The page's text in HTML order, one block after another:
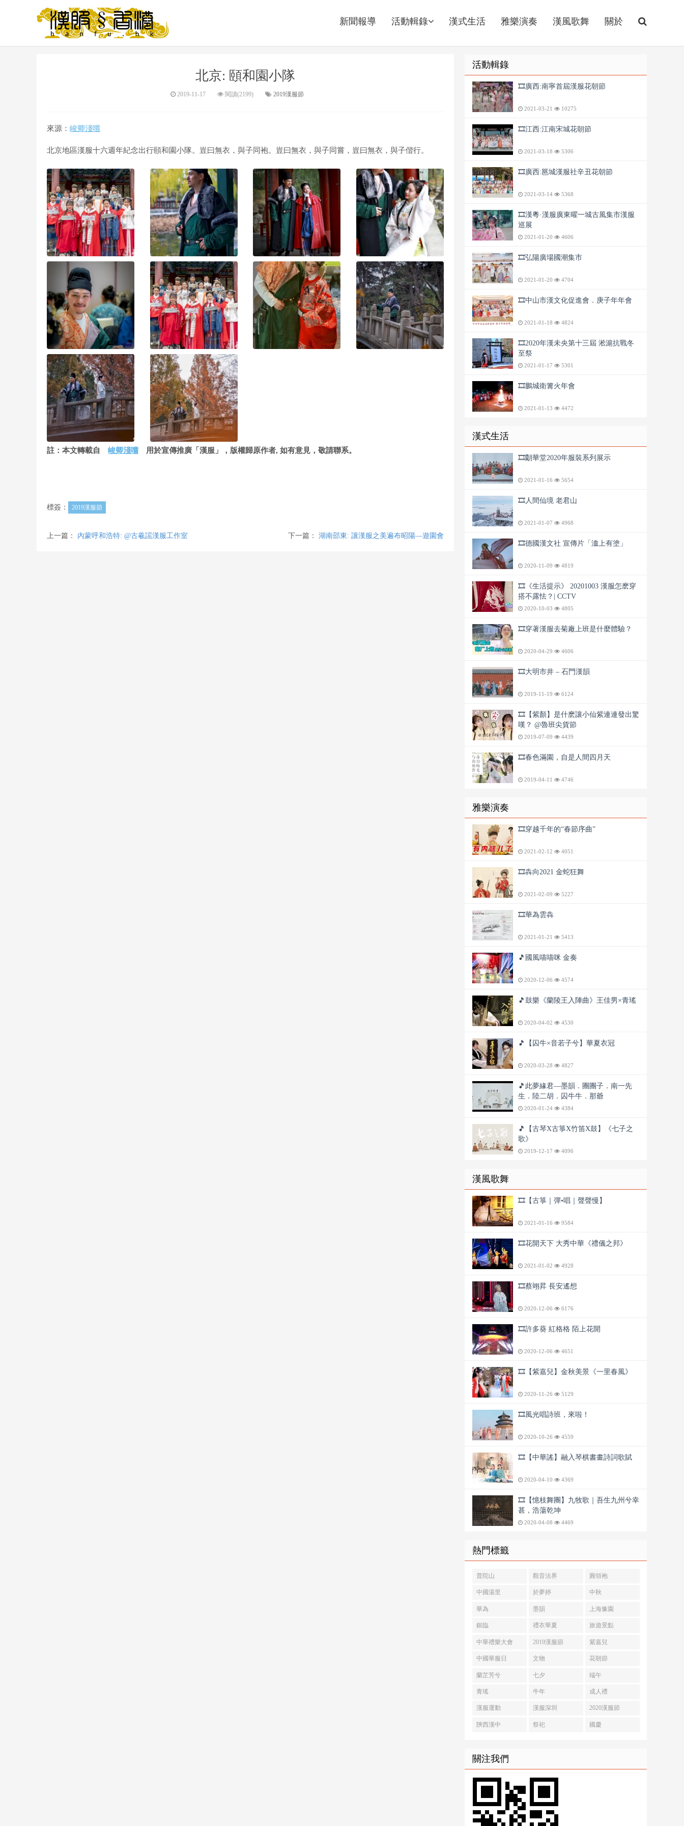
新聞報導 活動輯錄 漢式生活 雅樂演奏 漢風歌舞 關於
北京: 頤和園小隊
2019-11-17 閱讀(2199) 2019漢服節
來源： 峻卿淺嚐
北京地區漢服十六週年紀念出行頤和園小隊。豈曰無衣，與子同袍。豈曰無衣，與子同嘗，豈曰無衣，與子偕行。
註：本文轉載自 峻卿淺嚐 用於宣傳推廣「漢服」，版權歸原作者, 如有意見，敬請聯系。
標簽： 2019漢服節
上一篇： 內蒙呼和浩特: @古羲謡漢服工作室 下一篇： 湖南邵東: 讓漢服之美遍布昭陽—遊園會
活動輯錄
🎞️廣西:南寧首屆漢服花朝節
2021-03-21 10275
🎞️江西:江南宋城花朝節
2021-03-18 5306
🎞️廣西:邕城漢服社辛丑花朝節
2021-03-14 5368
🎞️漢粵·漢服廣東曜一城古風集市漢服
巡展
2021-01-20 4606
🎞️弘陽廣場國潮集市
2021-01-20 4704
🎞️中山市漢文化促進會．庚子年年會
2021-01-18 4824
🎞️2020年漢未央第十三屆 淞滬抗戰冬
至祭
2021-01-17 5301
🎞️鵬城衛篝火年會
2021-01-13 4472
漢式生活
🎞️朙華堂2020年服裝系列展示
2021-01-16 5654
🎞️人間仙境 老君山
2021-01-07 4968
🎞️德國漢文社 宣傳片「洫上有塗」
2020-11-09 4819
🎞️《生活提示》 20201003 漢服怎麽穿
搭不露怯？| CCTV
2020-10-03 4805
🎞️穿著漢服去菊廠上班是什麼體驗？
2020-04-29 4606
🎞️大明市井 – 石門漢韻
2019-11-19 6124
🎞️【紫顏】是什麽讓小仙紫連連發出驚
嘆？ @魯班尖貨節
2019-07-09 4439
🎞️春色滿園，自是人間四月天
2019-04-11 4746
雅樂演奏
🎞️穿越千年的“春節序曲”
2021-02-12 4051
🎞️犇向2021 金蛇狂舞
2021-02-09 5227
🎞️華為雲犇
2021-01-21 5413
🎵國風喵喵咪 金奏
2020-12-06 4574
🎵鼓樂《蘭陵王入陣曲》王佳男×青瑤
2020-04-02 4530
🎵【囚牛×音若子兮】華夏衣冠
2020-03-28 4827
🎵此夢緣君—墨韻．團團子．南一先
生．陸二胡．囚牛牛．那爺
2020-01-24 4384
🎵【古琴X古箏X竹笛X鼓】《七子之
歌》
2019-12-17 4096
漢風歌舞
🎞️【古箏｜彈•唱｜聲聲慢】
2021-01-16 9584
🎞️花開天下 大秀中華《禮儀之邦》
2021-01-02 4928
🎞️蔡翊昇 長安遙想
2020-12-06 6176
🎞️許多葵 紅格格 陌上花開
2020-12-06 4651
🎞️【紫嘉兒】金秋美景《一里春風》
2020-11-26 5129
🎞️風光唱詩班，來啦！
2020-10-26 4559
🎞️【中華謠】融入琴棋書畫詩詞歌賦
2020-04-10 4369
🎞️【憶枝舞團】九牧歌｜吾生九州兮幸
甚，浩蕩乾坤
2020-04-08 4469
熱門標籤
普陀山 觀音法界 圓領袍
中國湯里 於夢婷 中秋
華為 墨韻 上海豫園
銀臨 禮衣華夏 旅遊景點
中華禮樂大會 2019漢服節 紫嘉兒
中國華服日 文物 花朝節
蘭芷芳兮 七夕 端午
青瑤 牛年 成人禮
漢服運動 漢服深圳 2020漢服節
陝西漢中 祭祀 國慶
關注我們